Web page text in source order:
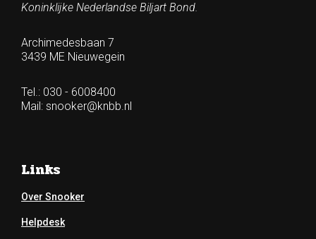
Koninklijke Nederlandse Biljart Bond.
Archimedesbaan 7
3439 ME Nieuwegein
Tel.: 030 - 6008400
Mail: snooker@knbb.nl
Links
Over Snooker
Helpdesk